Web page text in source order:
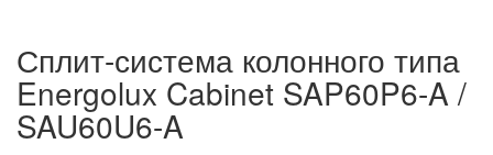
Сплит-система колонного типа
Energolux Cabinet SAP60P6-A /
SAU60U6-A